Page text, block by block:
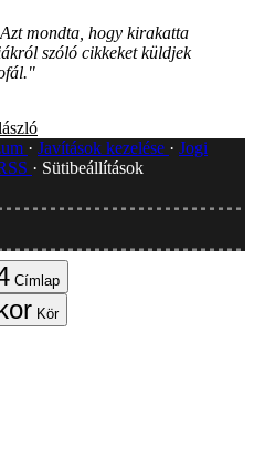
mondta, hogy kirakatta
szóló cikkeket küldjek
Javítások kezelése
Jogi
Sütibeállítások
Címlap
Kör